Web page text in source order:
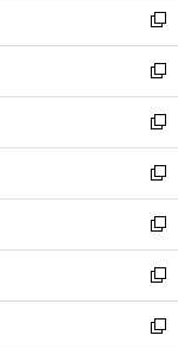
く
ィ
ン
ド
ウ
で
開
く
い
ウ
ィ
ン
ド
ウ
で
開
く
新
し
い
ウ
ィ
ン
ド
ウ
で
開
く
新
し
い
ウ
ィ
ン
ド
ウ
で
開
く
新
し
い
ウ
ィ
ン
ド
ウ
で
新
し
い
ウ
ィ
ン
ド
新
し
い
ウ
ィ
新
し
い
新